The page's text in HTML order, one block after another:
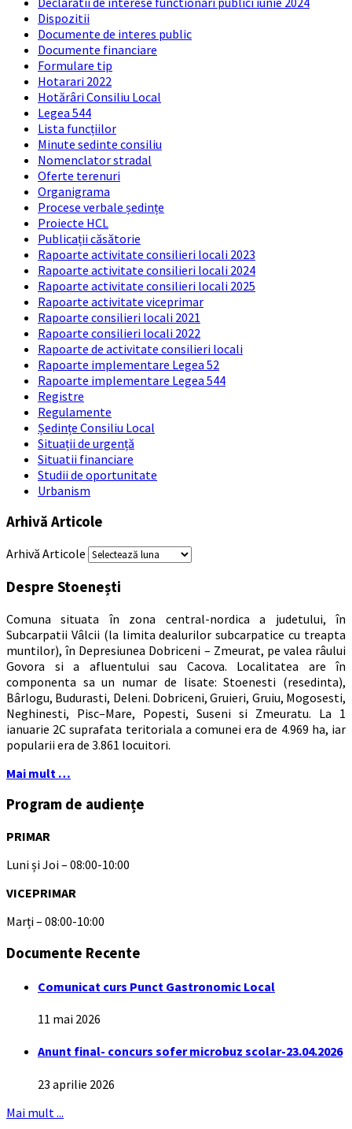
Dispozitii
Documente de interes public
Documente financiare
Formulare tip
Hotarari 2022
Hotărâri Consiliu Local
Legea 544
Lista funcțiilor
Minute sedinte consiliu
Nomenclator stradal
Oferte terenuri
Organigrama
Procese verbale ședințe
Proiecte HCL
Publicații căsătorie
Rapoarte activitate consilieri locali 2023
Rapoarte activitate consilieri locali 2024
Rapoarte activitate consilieri locali 2025
Rapoarte activitate viceprimar
Rapoarte consilieri locali 2021
Rapoarte consilieri locali 2022
Rapoarte de activitate consilieri locali
Rapoarte implementare Legea 52
Rapoarte implementare Legea 544
Registre
Regulamente
Ședințe Consiliu Local
Situații de urgență
Situatii financiare
Studii de oportunitate
Urbanism
Arhivă Articole
Arhivă Articole
Despre Stoenești
Comuna situata în zona central-nordica a judetului, în
Subcarpatii Vâlcii (la limita dealurilor subcarpatice cu treapta
muntilor), în Depresiunea Dobriceni – Zmeurat, pe valea râului
Govora si a afluentului sau Cacova. Localitatea are în
componenta sa un numar de lisate: Stoenesti (resedinta),
Bârlogu, Budurasti, Deleni. Dobriceni, Gruieri, Gruiu, Mogosesti,
Neghinesti, Pisc–Mare, Popesti, Suseni si Zmeuratu. La 1
ianuarie 2C suprafata teritoriala a comunei era de 4.969 ha, iar
popularii era de 3.861 locuitori.
Mai mult …
Program de audiențe
PRIMAR
Luni și Joi – 08:00-10:00
VICEPRIMAR
Marți – 08:00-10:00
Documente Recente
Comunicat curs Punct Gastronomic Local
11 mai 2026
Anunt final- concurs sofer microbuz scolar-23.04.2026
23 aprilie 2026
Mai mult ...